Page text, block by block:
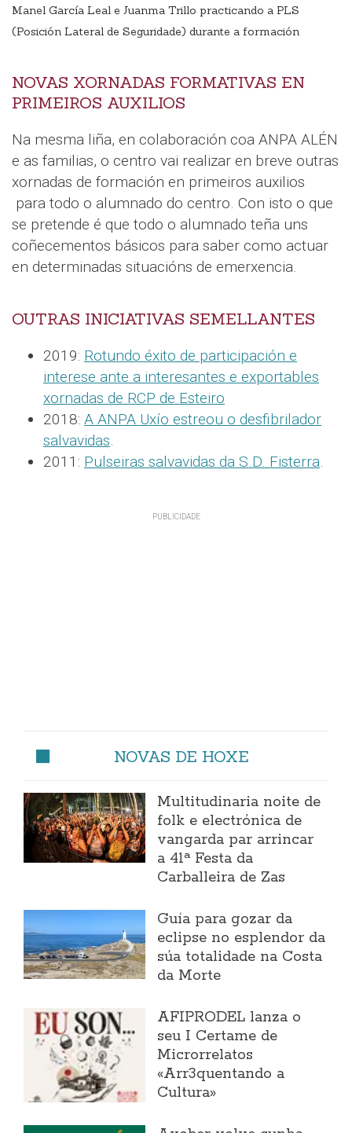
Manel García Leal e Juanma Trillo practicando a PLS
(Posición Lateral de Seguridade) durante a formación
NOVAS XORNADAS FORMATIVAS EN
PRIMEIROS AUXILIOS
Na mesma liña, en colaboración coa ANPA ALÉN
e as familias, o centro vai realizar en breve outras
xornadas de formación en primeiros auxilios
para todo o alumnado do centro. Con isto o que
se pretende é que todo o alumnado teña uns
coñecementos básicos para saber como actuar
en determinadas situacións de emerxencia.
OUTRAS INICIATIVAS SEMELLANTES
2019: Rotundo éxito de participación e
interese ante a interesantes e exportables
xornadas de RCP de Esteiro
2018: A ANPA Uxío estreou o desfibrilador
salvavidas.
2011: Pulseiras salvavidas da S.D. Fisterra.
NOVAS DE HOXE
Multitudinaria noite de
folk e electrónica de
vangarda par arrincar
a 41ª Festa da
Carballeira de Zas
Guía para gozar da
eclipse no esplendor da
súa totalidade na Costa
da Morte
AFIPRODEL lanza o
seu I Certame de
Microrrelatos
«Arr3quentando a
Cultura»